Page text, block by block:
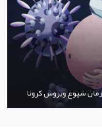
شیوع ویروس کرونا